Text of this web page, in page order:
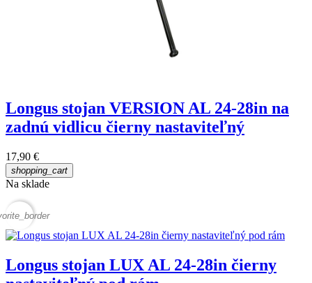
Longus stojan VERSION AL 24-28in na
zadnú vidlicu čierny nastaviteľný
17,90 €
shopping_cart
Na sklade
Longus stojan LUX AL 24-28in čierny